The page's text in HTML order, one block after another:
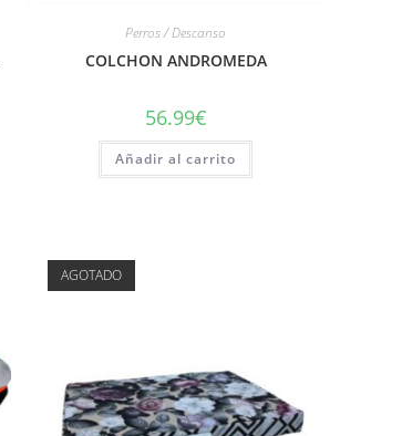
Perros / Descanso
COLCHON ANDROMEDA
56.99€
Añadir al carrito
AGOTADO